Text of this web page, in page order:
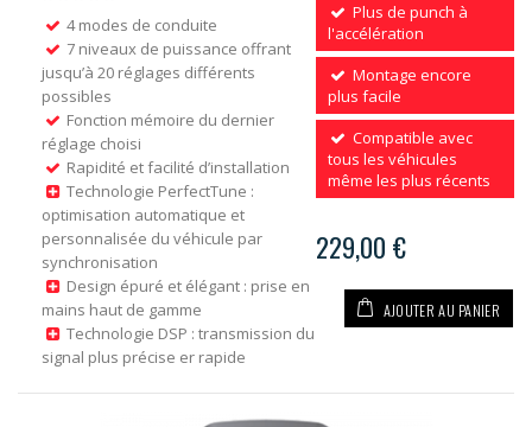
4 modes de conduite
7 niveaux de puissance offrant
jusqu’à 20 réglages différents
possibles
Fonction mémoire du dernier
réglage choisi
Rapidité et facilité d’installation
Technologie PerfectTune :
optimisation automatique et
personnalisée du véhicule par
synchronisation
Design épuré et élégant : prise en
mains haut de gamme
Technologie DSP : transmission du
signal plus précise er rapide
Plus de punch à
l'accélération
Montage encore
plus facile
Compatible avec
tous les véhicules
même les plus récents
229,00 €
AJOUTER AU PANIER